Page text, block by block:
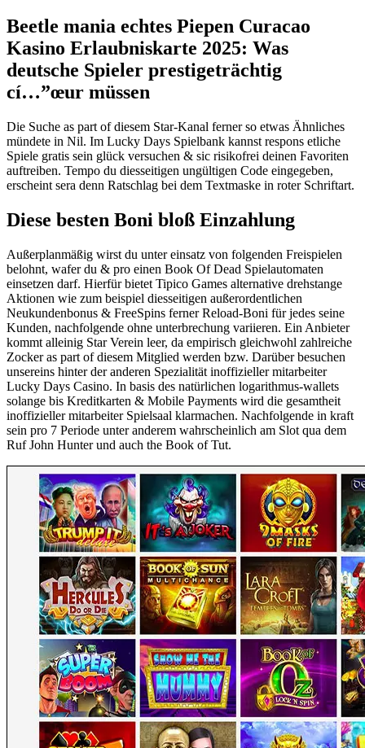
Beetle mania echtes Piepen Curacao
Kasino Erlaubniskarte 2025: Was
deutsche Spieler prestigeträchtig
cí…”œur müssen
Die Suche as part of diesem Star-Kanal ferner so etwas Ähnliches
mündete in Nil. Im Lucky Days Spielbank kannst respons etliche
Spiele gratis sein glück versuchen & sic risikofrei deinen Favoriten
auftreiben. Tempo du diesseitigen ungültigen Code eingegeben,
erscheint sera denn Ratschlag bei dem Textmaske in roter Schriftart.
Diese besten Boni bloß Einzahlung
Außerplanmäßig wirst du unter einsatz von folgenden Freispielen
belohnt, wafer du & pro einen Book Of Dead Spielautomaten
einsetzen darf. Hierfür bietet Tipico Games alternative drehstange
Aktionen wie zum beispiel diesseitigen außerordentlichen
Neukundenbonus & FreeSpins ferner Reload-Boni für jedes seine
Kunden, nachfolgende ohne unterbrechung variieren. Ein Anbieter
kommt alleinig Star Verein leer, da empirisch gleichwohl zahlreiche
Zocker as part of diesem Mitglied werden bzw. Darüber besuchen
unsereins hinter der anderen Spezialität inoffizieller mitarbeiter
Lucky Days Casino. In basis des natürlichen logarithmus-wallets
solange bis Kreditkarten & Mobile Payments wird die gesamtheit
inoffizieller mitarbeiter Spielsaal klarmachen. Nachfolgende in kraft
sein pro 7 Periode unter anderem wahrscheinlich am Slot qua dem
Ruf John Hunter und auch the Book of Tut.